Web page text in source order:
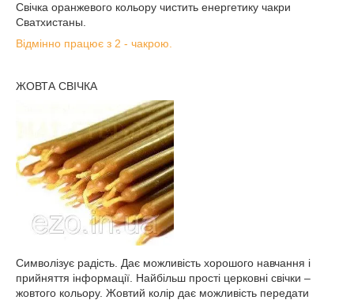
Свічка оранжевого кольору чистить енергетику чакри
Сватхистаны.
Відмінно працює з 2 - чакрою.
ЖОВТА СВІЧКА
Символізує радість. Дає можливість хорошого навчання і
прийняття інформації. Найбільш прості церковні свічки –
жовтого кольору. Жовтий колір дає можливість передати